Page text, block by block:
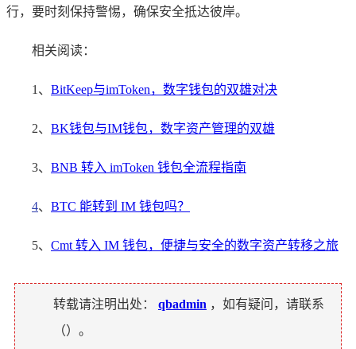
行，要时刻保持警惕，确保安全抵达彼岸。
相关阅读：
1、 BitKeep与imToken，数字钱包的双雄对决
2、 BK钱包与IM钱包，数字资产管理的双雄
3、 BNB 转入 imToken 钱包全流程指南
4、 BTC 能转到 IM 钱包吗？
5、 Cmt 转入 IM 钱包，便捷与安全的数字资产转移之旅
转载请注明出处： qbadmin ，如有疑问，请联系
（）。